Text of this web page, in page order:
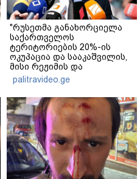
"რუსეთმა განახორციელა
საქართველოს
ტერიტორიების 20%-ის
ოკუპაცია და სააკაშვილის,
მისი რეჟიმის და
"ნაცმოძრაობის" ღალატი
ვერანაირად ვერ
გადაფარავს ამ
დანაშაულს" - ირაკლი
კობახიძე
palitravideo.ge